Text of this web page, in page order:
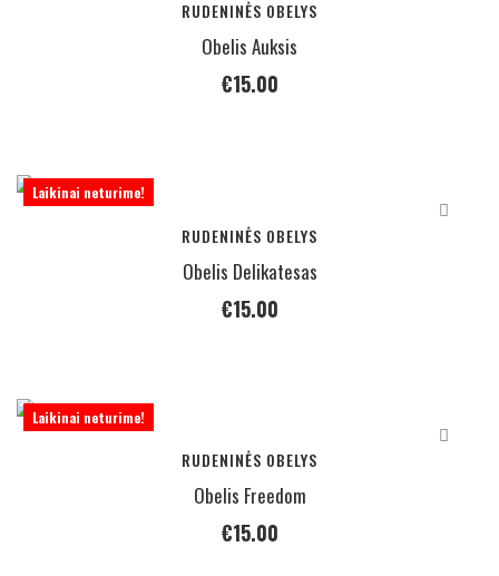
RUDENINĖS OBELYS
Obelis Auksis
€15.00
Laikinai neturime!
RUDENINĖS OBELYS
Obelis Delikatesas
€15.00
Laikinai neturime!
RUDENINĖS OBELYS
Obelis Freedom
€15.00